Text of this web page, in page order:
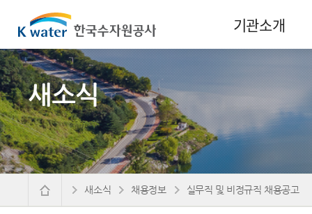
기관소개
새소식
새소식 채용정보 실무직 및 비정규직 채용공고